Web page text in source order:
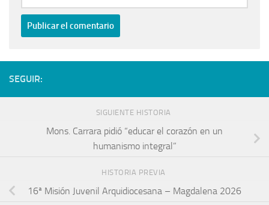
SEGUIR:
SIGUIENTE HISTORIA
Mons. Carrara pidió “educar el corazón en un
humanismo integral”
HISTORIA PREVIA
16ª Misión Juvenil Arquidiocesana – Magdalena 2026